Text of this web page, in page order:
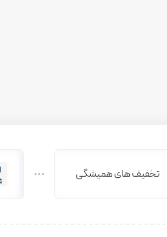
تخفیف های همیشگی